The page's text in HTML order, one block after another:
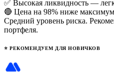
✅ Высокая ликвидность —
🔴 Цена на 98% ниже
Средний уровень риска.
портфеля.
⭐ РЕКОМЕНДУЕМ ДЛЯ НОВИЧКОВ